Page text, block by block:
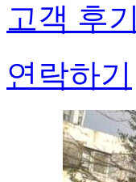
고객 후기
연락하기